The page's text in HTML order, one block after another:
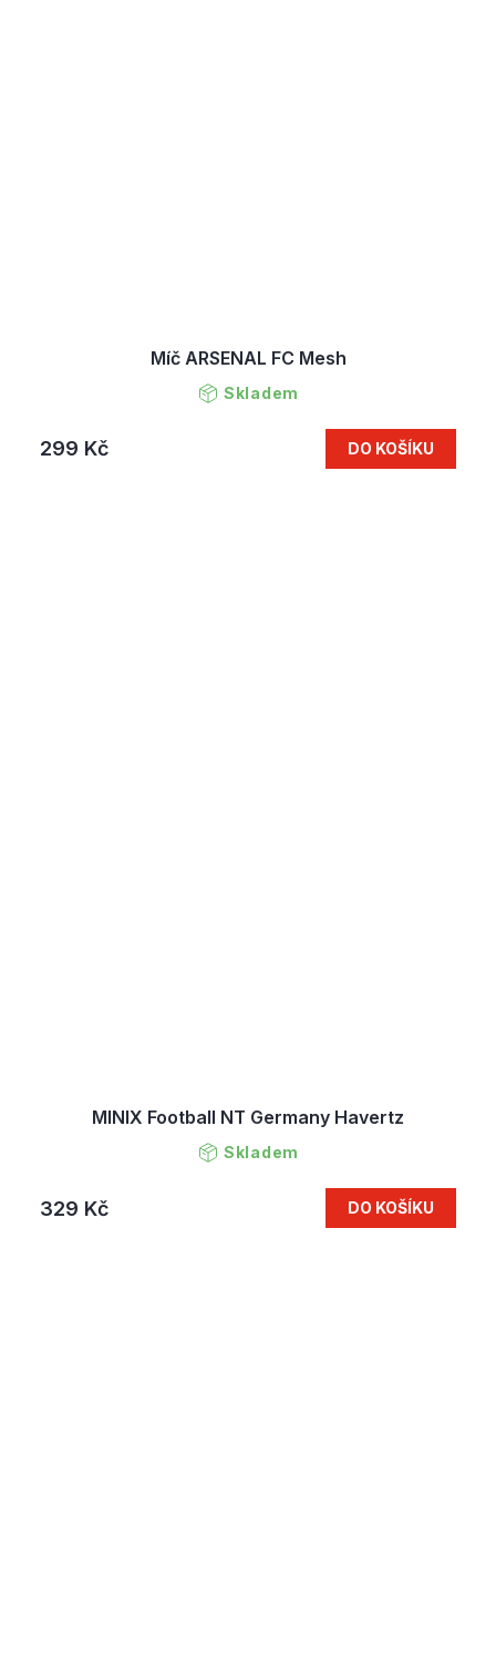
Míč ARSENAL FC Mesh
Skladem
299 Kč DO KOŠÍKU
MINIX Football NT Germany Havertz
Skladem
329 Kč DO KOŠÍKU